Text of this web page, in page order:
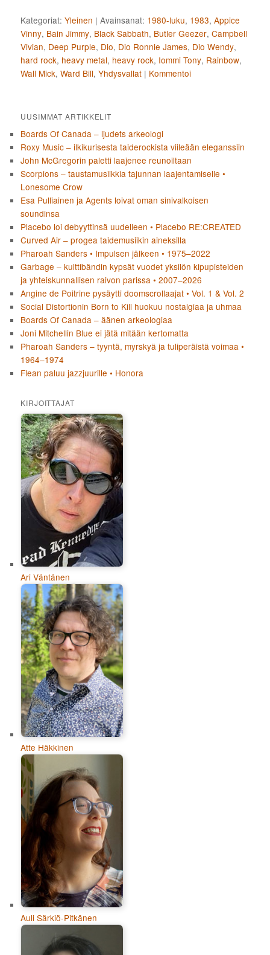
Kategoriat: Yleinen |Avainsanat: 1980-luku, 1983,Appice
Vinny, Bain Jimmy, Black Sabbath, Butler Geezer,Campbell
Vivian, Deep Purple, Dio, Dio Ronnie James, Dio Wendy,
hard rock, heavy metal, heavy rock, Iommi Tony, Rainbow,
Wall Mick,Ward Bill,Yhdysvallat | Kommentoi
UUSIMMAT ARTIKKELIT
Boards Of Canada – ljudets arkeologi
Roxy Music – ilkikurisesta taiderockista viileään eleganssiin
John McGregorin paletti laajenee reunoiltaan
Scorpions – taustamusiikkia tajunnan laajentamiselle •
Lonesome Crow
Esa Pulliainen ja Agents loivat oman sinivalkoisen
soundinsa
Placebo loi debyyttinsä uudelleen • Placebo RE:CREATED
Curved Air – progea taidemusiikin aineksilla
Pharoah Sanders • Impulsen jälkeen • 1975–2022
Garbage – kulttibändin kypsät vuodet yksilön kipupisteiden
ja yhteiskunnallisen raivon parissa • 2007–2026
Angine de Poitrine pysäytti doomscrollaajat • Vol. 1 & Vol. 2
Social Distortionin Born to Kill huokuu nostalgiaa ja uhmaa
Boards Of Canada – äänen arkeologiaa
Joni Mitchellin Blue ei jätä mitään kertomatta
Pharoah Sanders – tyyntä, myrskyä ja tuliperäistä voimaa •
1964–1974
Flean paluu jazzjuurille • Honora
KIRJOITTAJAT
Ari Väntänen
Atte Häkkinen
Auli Särkiö-Pitkänen